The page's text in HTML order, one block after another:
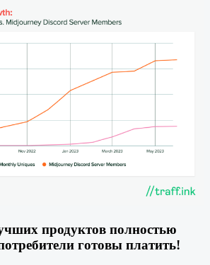
продуктов полностью
готовы платить!